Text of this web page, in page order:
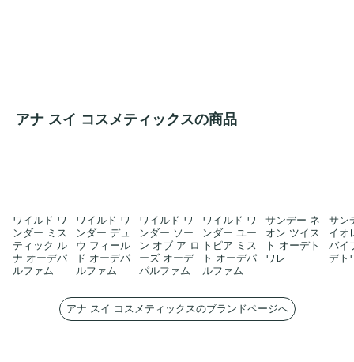
アナ スイ コスメティックスの商品
ワイルド ワ
ンダー ミス
ティック ル
ナ オーデパ
ルファム
ワイルド ワ
ンダー デュ
ウ フィール
ド オーデパ
ルファム
ワイルド ワ
ンダー ソー
ン オブ ア ロ
ーズ オーデ
パルファム
ワイルド ワ
ンダー ユー
トピア ミス
ト オーデパ
ルファム
サンデー ネ
オン ツイス
ト オーデト
ワレ
サン
イオ
バイ
デト
アナ スイ コスメティックスのブランドページへ